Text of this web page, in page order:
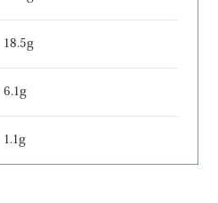
18.5g
6.1g
1.1g